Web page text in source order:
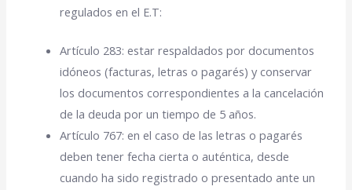
regulados en el E.T:
Artículo 283: estar respaldados por documentos
idóneos (facturas, letras o pagarés) y conservar
los documentos correspondientes a la cancelación
de la deuda por un tiempo de 5 años.
Artículo 767: en el caso de las letras o pagarés
deben tener fecha cierta o auténtica, desde
cuando ha sido registrado o presentado ante un